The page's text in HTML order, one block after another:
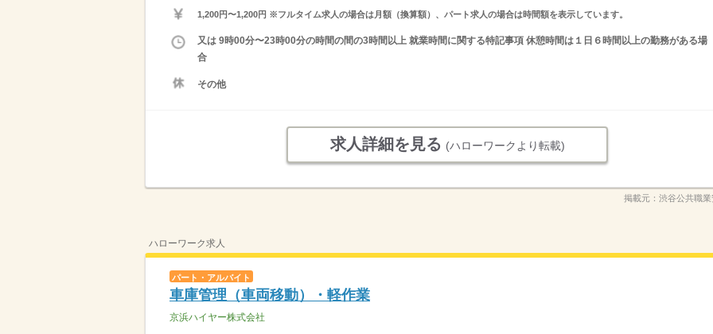
1,200円〜1,200円 ※フルタイム求人の場合は月額（換算額）、パート求人の場合は時間額を表示しています。
又は 9時00分〜23時00分の時間の間の3時間以上 就業時間に関する特記事項 休憩時間は１日６時間以上の勤務がある場
合
その他
求人詳細を見る (ハローワークより転載)
掲載元： 渋谷公共職
ハローワーク求人
パート・アルバイト
車庫管理（車両移動）・軽作業
京浜ハイヤー株式会社